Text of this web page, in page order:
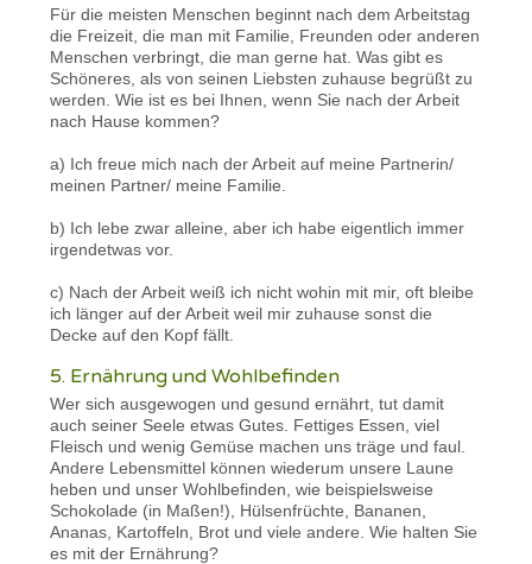
Für die meisten Menschen beginnt nach dem Arbeitstag
die Freizeit, die man mit Familie, Freunden oder anderen
Menschen verbringt, die man gerne hat. Was gibt es
Schöneres, als von seinen Liebsten zuhause begrüßt zu
werden. Wie ist es bei Ihnen, wenn Sie nach der Arbeit
nach Hause kommen?
a) Ich freue mich nach der Arbeit auf meine Partnerin/
meinen Partner/ meine Familie.
b) Ich lebe zwar alleine, aber ich habe eigentlich immer
irgendetwas vor.
c) Nach der Arbeit weiß ich nicht wohin mit mir, oft bleibe
ich länger auf der Arbeit weil mir zuhause sonst die
Decke auf den Kopf fällt.
5. Ernährung und Wohlbefinden
Wer sich ausgewogen und gesund ernährt, tut damit
auch seiner Seele etwas Gutes. Fettiges Essen, viel
Fleisch und wenig Gemüse machen uns träge und faul.
Andere Lebensmittel können wiederum unsere Laune
heben und unser Wohlbefinden, wie beispielsweise
Schokolade (in Maßen!), Hülsenfrüchte, Bananen,
Ananas, Kartoffeln, Brot und viele andere. Wie halten Sie
es mit der Ernährung?